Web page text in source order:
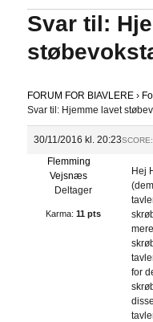
Svar til:
FORUM FOR BIAVLERE ›
Svar til: Hjemme lavet
30/11/2016 kl. 20:23
Flemming
Vejsnæs
Deltager
Karma: 11 pts
Hej
for